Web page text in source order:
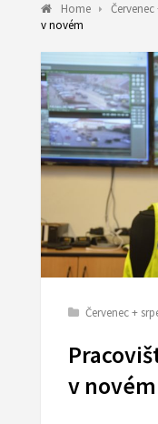
Home Červenec
v novém
Červenec +
v novém